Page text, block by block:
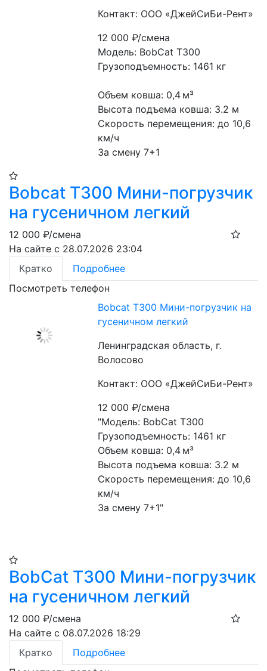
Контакт: ООО «ДжейСиБи-Рент»
12 000₽/смена
Модель: BobCat T300
Грузоподъемность: 1461 кг
Объем ковша: 0,4 м³
Высота подъема ковша: 3.2 м
Скорость перемещения: до 10,6
км/ч
За смену 7+1
Bobcat T300 Мини-погрузчик
на гусеничном легкий
12 000 ₽/смена
На сайте с 28.07.2026 23:04
Кратко
Подробнее
Посмотреть телефон
Bobcat T300 Мини-погрузчик на
гусеничном легкий
Ленинградская область, г.
Волосово
Контакт: ООО «ДжейСиБи-Рент»
12 000₽/смена
"Модель: BobCat T300
Грузоподъемность: 1461 кг
Объем ковша: 0,4 м³
Высота подъема ковша: 3.2 м
Скорость перемещения: до 10,6
км/ч
За смену 7+1"
BobCat T300 Мини-погрузчик
на гусеничном легкий
12 000 ₽/смена
На сайте с 08.07.2026 18:29
Кратко
Подробнее